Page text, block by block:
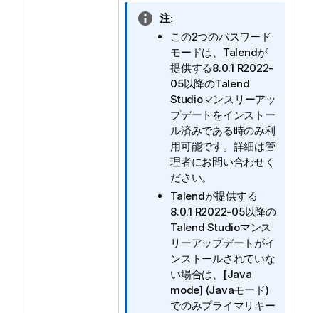
情
報
注:
この2つのパスワード
モードは、 Talendが
提供する8.0.1 R2022-
05以降のTalend
Studioマンスリーアッ
プデートをインストー
ル済みである時のみ利
用可能です。詳細は管
理者にお問い合わせく
ださい。
Talendが提供する
8.0.1 R2022-05以降の
Talend Studioマンス
リーアップデートがイ
ンストールされていな
い場合は、
[Java
mode] (Javaモード)
でのみプライマリキー